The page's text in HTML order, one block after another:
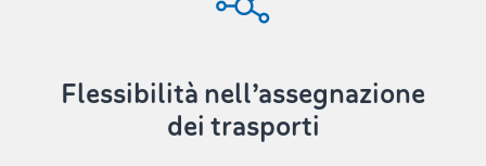
Flessibilità nell’assegnazione
dei trasporti